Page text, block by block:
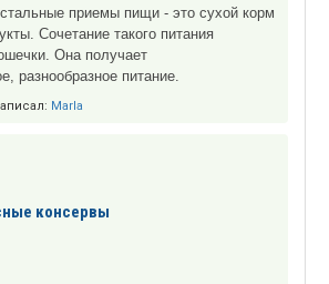
приемы пищи - это сухой корм
Сочетание такого питания
Она получает
разнообразное питание.
Marla
консервы